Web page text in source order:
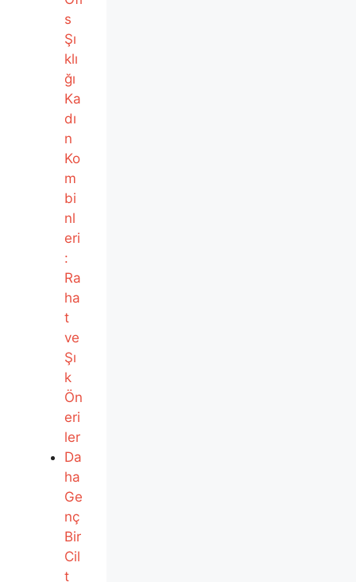
s
Şı
klı
ğı
Ka
dı
n
Ko
m
bi
nl
eri
:
Ra
ha
t
ve
Şı
k
Ön
eri
ler
Da
ha
Ge
nç
Bir
Cil
t